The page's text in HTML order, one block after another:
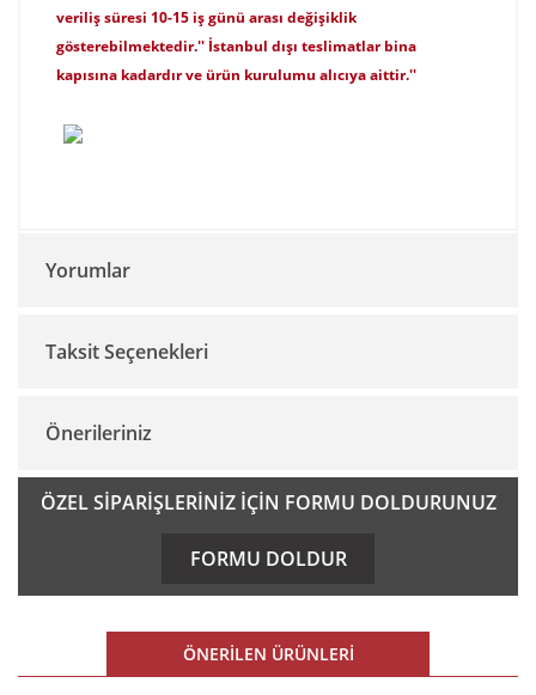
veriliş süresi 10-15 iş günü arası değişiklik
gösterebilmektedir.'' İstanbul dışı teslimatlar bina
kapısına kadardır ve ürün kurulumu alıcıya aittir.''
Yorumlar
Bu ürüne ilk yorumu siz yapın!
Taksit Seçenekleri
Önerileriniz
Bu ürünün fiyat bilgisi, resim, ürün açıklamalarında ve diğer
konularda yetersiz gördüğünüz noktaları öneri formunu
kullanarak tarafımıza iletebilirsiniz.
Ürün resmi kalitesiz, bozuk veya görüntülenemiyor.
Ürün açıklamasında eksik bilgiler bulunuyor.
ÖZEL SİPARİŞLERİNİZ İÇİN FORMU DOLDURUNUZ
FORMU DOLDUR
ÖNERİLEN ÜRÜNLERİ